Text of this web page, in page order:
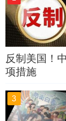
反制美国！
项措施
3